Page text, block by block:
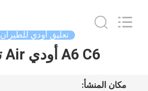
Guangzhou
تعليق أودي للطيران
A6 C6 أودي Air تعليق
مكان المنشأ: